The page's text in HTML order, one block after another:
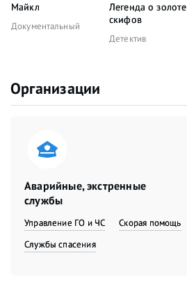
Майкл
Документальный
Легенда о золоте
скифов
Детектив
Организации
Аварийные, экстренные
службы
Управление ГО и ЧС Скорая помощь
Службы спасения